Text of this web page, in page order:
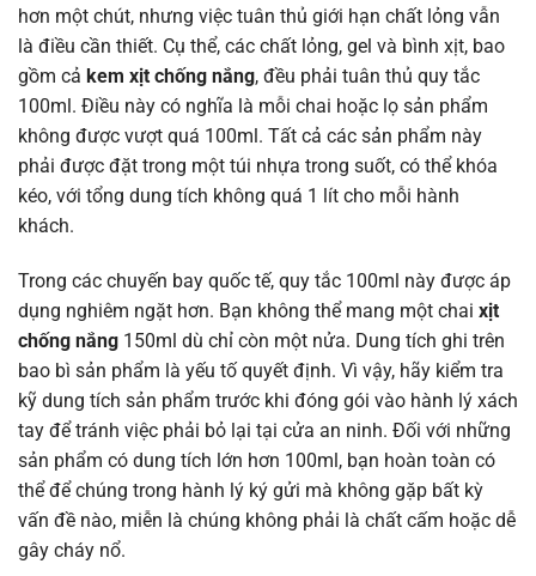
hơn một chút, nhưng việc tuân thủ giới hạn chất lỏng vẫn
là điều cần thiết. Cụ thể, các chất lỏng, gel và bình xịt, bao
gồm cả kem xịt chống nắng, đều phải tuân thủ quy tắc
100ml. Điều này có nghĩa là mỗi chai hoặc lọ sản phẩm
không được vượt quá 100ml. Tất cả các sản phẩm này
phải được đặt trong một túi nhựa trong suốt, có thể khóa
kéo, với tổng dung tích không quá 1 lít cho mỗi hành
khách.
Trong các chuyến bay quốc tế, quy tắc 100ml này được áp
dụng nghiêm ngặt hơn. Bạn không thể mang một chai xịt
chống nắng 150ml dù chỉ còn một nửa. Dung tích ghi trên
bao bì sản phẩm là yếu tố quyết định. Vì vậy, hãy kiểm tra
kỹ dung tích sản phẩm trước khi đóng gói vào hành lý xách
tay để tránh việc phải bỏ lại tại cửa an ninh. Đối với những
sản phẩm có dung tích lớn hơn 100ml, bạn hoàn toàn có
thể để chúng trong hành lý ký gửi mà không gặp bất kỳ
vấn đề nào, miễn là chúng không phải là chất cấm hoặc dễ
gây cháy nổ.